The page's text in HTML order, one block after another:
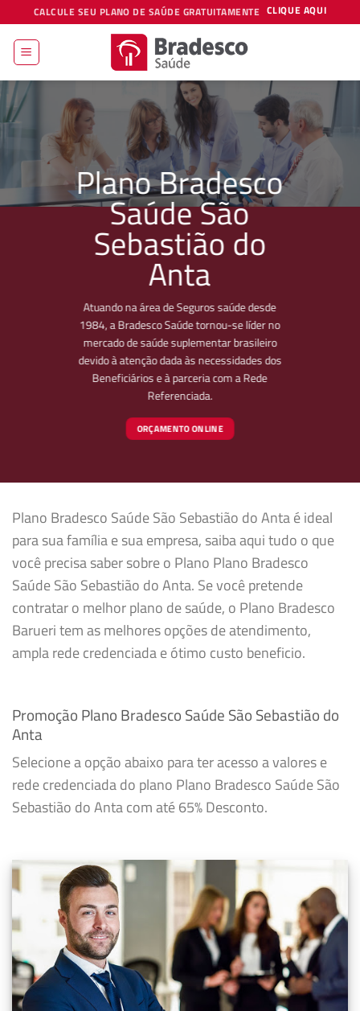
to
content
CALCULE SEU PLANO DE SAÚDE GRATUITAMENTE CLIQUE AQUI
Plano Bradesco
Saúde São
Sebastião do
Anta
Atuando na área de Seguros saúde desde
1984, a Bradesco Saúde tornou-se líder no
mercado de saúde suplementar brasileiro
devido à atenção dada às necessidades dos
Beneficiários e à parceria com a Rede
Referenciada.
ORÇAMENTO ONLINE
Plano Bradesco Saúde São Sebastião do Anta é ideal
para sua família e sua empresa, saiba aqui tudo o que
você precisa saber sobre o Plano Plano Bradesco
Saúde São Sebastião do Anta. Se você pretende
contratar o melhor plano de saúde, o Plano Bradesco
Barueri tem as melhores opções de atendimento,
ampla rede credenciada e ótimo custo beneficio.
Promoção Plano Bradesco Saúde São Sebastião do
Anta
Selecione a opção abaixo para ter acesso a valores e
rede credenciada do plano Plano Bradesco Saúde São
Sebastião do Anta com até 65% Desconto.